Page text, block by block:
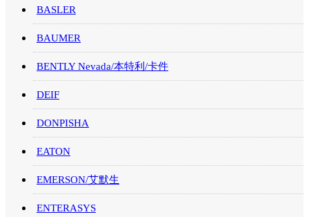
BASLER
BAUMER
BENTLY Nevada/本特利/卡件
DEIF
DONPISHA
EATON
EMERSON/艾默生
ENTERASYS